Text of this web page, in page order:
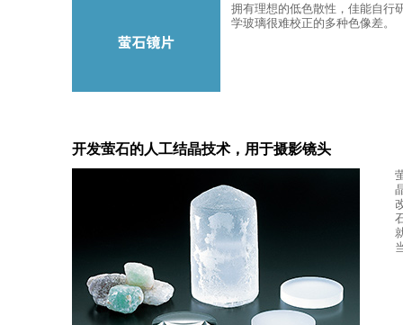
拥有理想的低色散性，佳能自行
学玻璃很难校正的多种色像差。
开发萤石的人工结晶技术，用于摄影镜头